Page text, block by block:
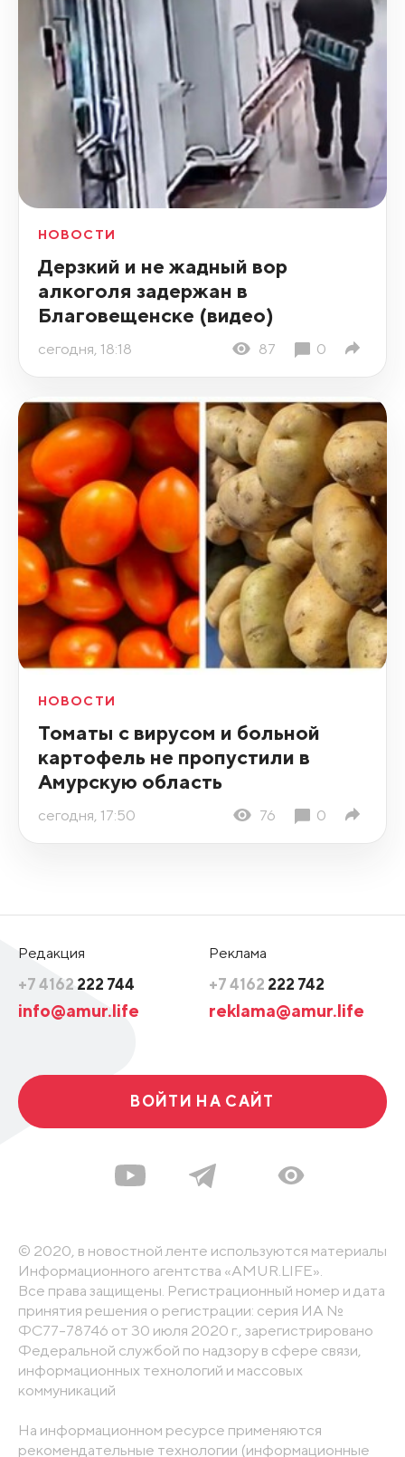
НОВОСТИ
Дерзкий и не жадный вор
алкоголя задержан в
Благовещенске (видео)
сегодня, 18:18 87 0
НОВОСТИ
Томаты с вирусом и больной
картофель не пропустили в
Амурскую область
сегодня, 17:50 76 0
Редакция
+7 4162 222 744
info@amur.life
Реклама
+7 4162 222 742
reklama@amur.life
ВОЙТИ НА САЙТ
© 2020, в новостной ленте используются материалы
Информационного агентства «AMUR.LIFE».
Все права защищены. Регистрационный номер и дата
принятия решения о регистрации: серия ИА №
ФС77-78746 от 30 июля 2020 г., зарегистрировано
Федеральной службой по надзору в сфере связи,
информационных технологий и массовых
коммуникаций
На информационном ресурсе применяются
рекомендательные технологии (информационные